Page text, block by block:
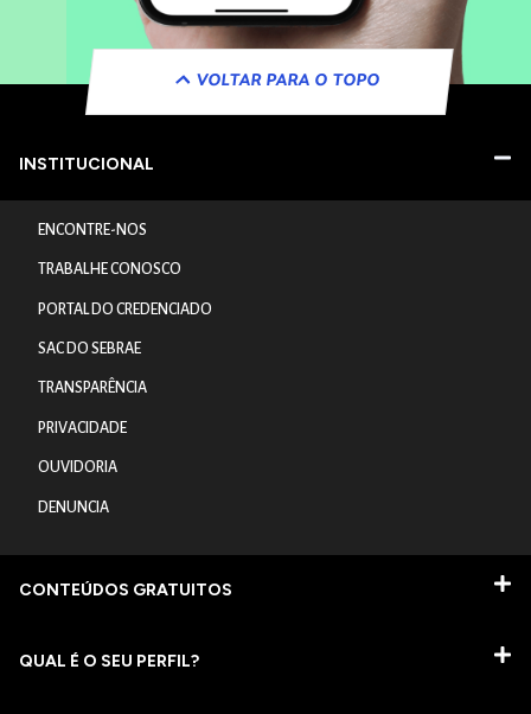
VOLTAR PARA O TOPO
INSTITUCIONAL
ENCONTRE-NOS
TRABALHE CONOSCO
PORTAL DO CREDENCIADO
SAC DO SEBRAE
TRANSPARÊNCIA
PRIVACIDADE
OUVIDORIA
DENUNCIA
CONTEÚDOS GRATUITOS
QUAL É O SEU PERFIL?